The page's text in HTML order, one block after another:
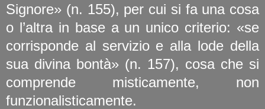
Signore» (n. 155), per cui si fa una cosa
o l’altra in base a un unico criterio: «se
corrisponde al servizio e alla lode della
sua divina bontà» (n. 157), cosa che si
comprende misticamente, non
funzionalisticamente.